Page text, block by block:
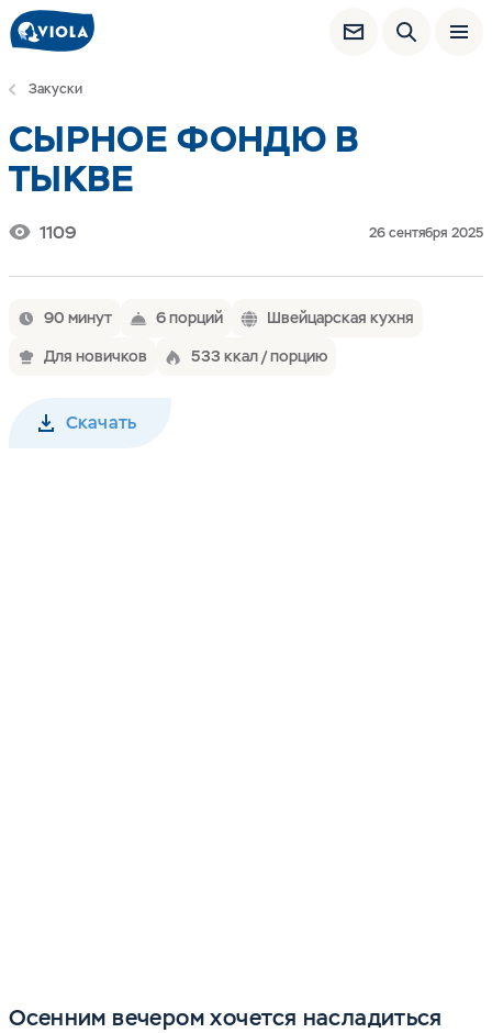
Закуски
СЫРНОЕ ФОНДЮ В
ТЫКВЕ
1109 26 сентября 2025
90 минут 6 порций
Швейцарская кухня
Для новичков
533 ккал / порцию
Скачать
Осенним вечером хочется насладиться